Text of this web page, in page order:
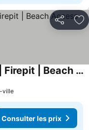
Partager
The Timbersmith | Hot Tub | Firepit | Beach Access
ville
Consulter les prix